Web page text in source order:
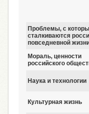
Проблемы, с
сталкиваются
повседневной
Мораль, ценности
российского
Наука и технологии
Культурная жизнь